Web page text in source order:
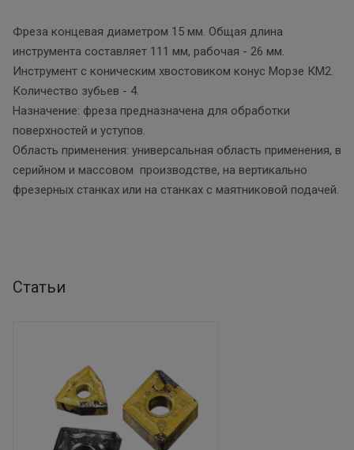
Фреза концевая диаметром 15 мм. Общая длина
инструмента составляет 111 мм, рабочая - 26 мм.
Инструмент с коническим хвостовиком конус Морзе КМ2.
Количество зубьев - 4.
Назначение: фреза предназначена для обработки
поверхностей и уступов.
Область применения: универсальная область применения, в
серийном и массовом производстве, на вертикально
фрезерных станках или на станках с маятниковой подачей.
Статьи